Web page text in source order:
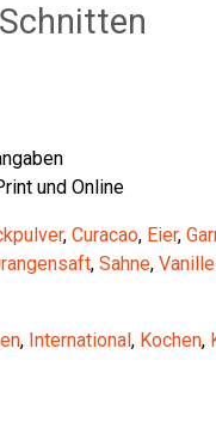
und Online
, Curacao, Eier,
, Sahne,
, International , Kochen,